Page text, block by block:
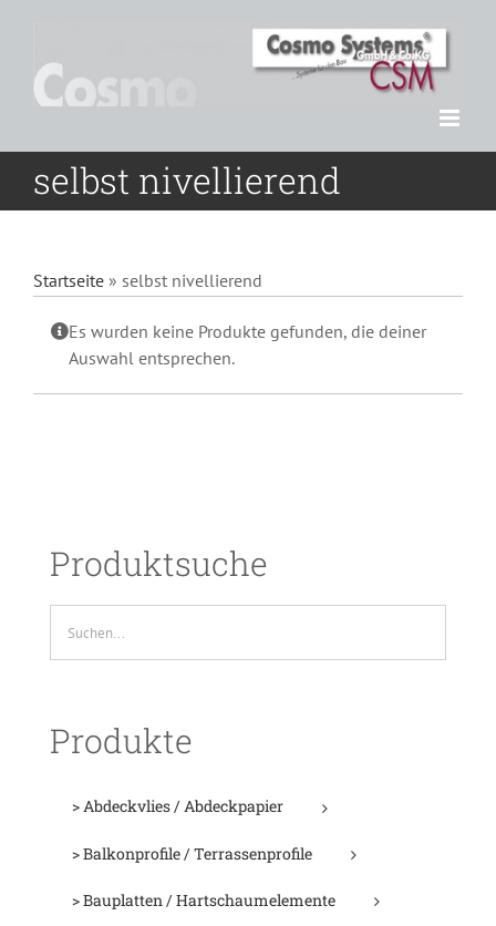
springen
selbst nivellierend
Startseite » selbst nivellierend
Es wurden keine Produkte gefunden, die deiner
Auswahl entsprechen.
Produktsuche
Produkte
> Abdeckvlies / Abdeckpapier
> Balkonprofile / Terrassenprofile
> Bauplatten / Hartschaumelemente